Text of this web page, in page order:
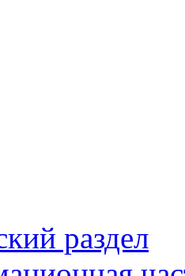
раздел